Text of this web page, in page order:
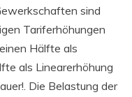
sind
Tariferhöhungen
Hälfte als
als Linearerhöhung
Die Belastung der